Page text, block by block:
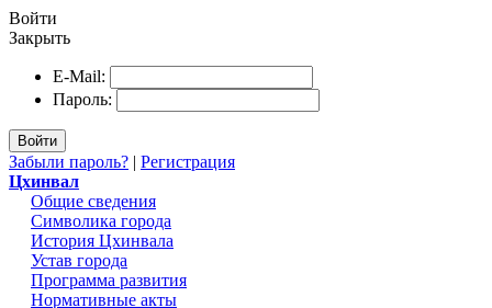
Войти
Закрыть
E-Mail:
Пароль:
Войти
Забыли пароль? | Регистрация
Цхинвал
Общие сведения
Символика города
История Цхинвала
Устав города
Программа развития
Нормативные акты